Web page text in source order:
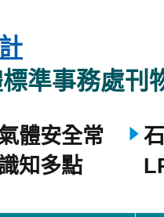
準事務處刊
體安全常
知多點